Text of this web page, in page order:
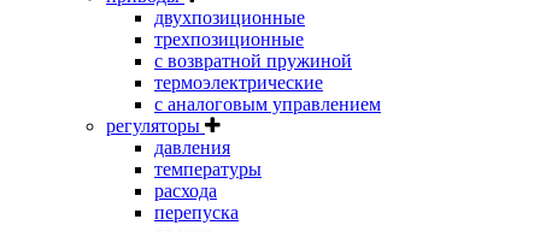
двухпозиционные
трехпозиционные
с возвратной пружиной
термоэлектрические
с аналоговым управлением
регуляторы
давления
температуры
расхода
перепуска